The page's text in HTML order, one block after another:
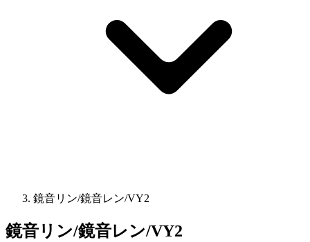
鏡音リン/鏡音レン/VY2
鏡音リン/鏡音レン/VY2